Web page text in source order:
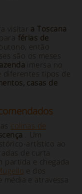
visitar a Toscana
férias de
então
são os meses
imersa no
diferentes tipos de
casas de
colinas de
. Um
artístico ao
de curta
partida e chegada
e dos
e atravessa